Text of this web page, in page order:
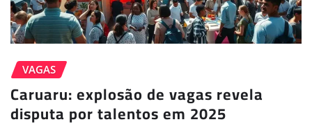
VAGAS
Caruaru: explosão de vagas revela
disputa por talentos em 2025